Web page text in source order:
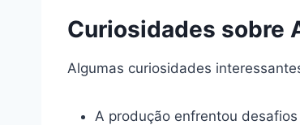
Curiosidades sobre
Algumas curiosidades
A produção enfrentou